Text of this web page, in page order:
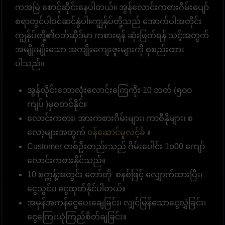
ကအမြဲ စောင့်ဆိုင်းနေပါတယ်။ အွန်လောင်းကစားဂိမ်းပျော်
စရာတွင်ပါဝင်ဆင်နွဲပါ။ကျွန်ုပ်တို့သည် အောက်ပါအတိုင်း
ကျွန်ုပ်တို့၏ဝဘ်ဆိုဒ်မှာ ကစားရန် ဆုံးဖြတ်ရန် သင့်အတွက်
အမျိုးမျိုးသော အကျိုးကျေးဇူးများကို စုစည်းထား
ပါသည်။
အွန်လိုင်းဘောလုံးလောင်းကြေကိုး 10 ဘတ် (၅၀၀
ကျပ် )မှစတင်နိုင်။
လောင်းကစား၊ အားကစားဂိမ်းများ၊ ကာစီနိုများ၊ စ
လော့များအတွက် ဝန်ဆောင်မှုလင့်ခ် ။
Customer တစ်ဦးတည်းသည် ဂိမ်းပေါင်း 1၀00 ကျော်
လောင်းကစားနိုင်သည်။
10 စက္ကန့်အတွင်း တော်တို စနစ်ဖြင့် လျှောက်ထားပြီး၊
ငွေသွင်း၊ ငွေထုတ်နိုင်ပါတယ်။
အမှန်အကန်ငွေပေးချေခြင်း၊ လျှင်မြန်သောငွေလွှဲခြင်း၊
ငွေကြေးယုံကြည်စိတ်ချခြင်း။